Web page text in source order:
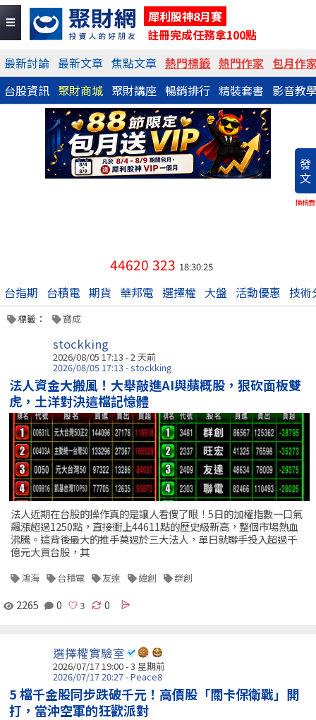
犀利股神8月賽
註冊完成任務拿100點
最新討論 最新文章 焦點文章 熱門標籤 熱門作家 包月作
台股資訊 聚財商城 聚財講座 暢銷排行 精裝套書 影音教
發
文
換稿費
44620 323 18:30:25
台指期 台積電 期貨 華邦電 選擇權 大盤 活動優惠 技術
標籤： 寶成
stockking
2026/08/05 17:13 - 2 天前
2026/08/05 17:13 - stockking
法人資金大搬風！大舉敲進AI與蘋概股，狠砍面板雙
虎，土洋對決這檔記憶體
法人近期在台股的操作真的是讓人看傻了眼！5日的加權指數一口氣
飆漲超過1250點，直接衝上44611點的歷史級新高，整個市場熱血
沸騰。這背後最大的推手莫過於三大法人，單日就聯手投入超過千
億元大買台股，其
鴻海 台積電 友達 緯創 群創
2265 0 0
選擇權實驗室
2026/07/17 19:00 - 3 星期前
2026/07/17 20:27 - Peace8
5 檔千金股同步跌破千元！高價股「關卡保衛戰」開
打，當沖空軍的狂歡派對